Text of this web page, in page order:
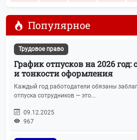
Популярное
Трудовое право
График отпусков на 2026 год:
и тонкости оформления
Каждый год работодатели обязаны
отпуска сотрудников — это...
09.12.2025
967